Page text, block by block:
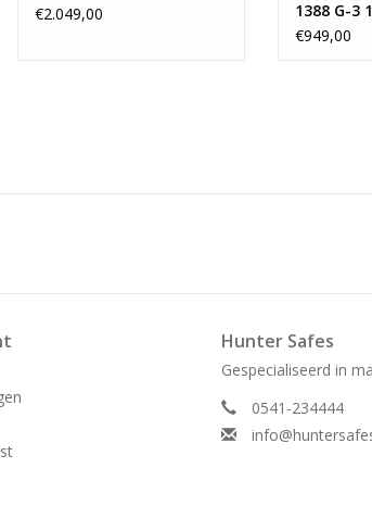
€2.049,00
1388 G-3
€949,00
Hunter Safes
Gespecialiseerd in
0541-234444